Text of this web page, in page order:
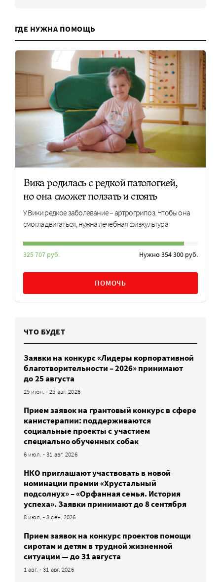
ГДЕ НУЖНА ПОМОЩЬ
Вика родилась с редкой патологией,
но она сможет ползать и стоять
У Вики редкое заболевание – артрогрипоз. Чтобы она
смогла двигаться, нужна лечебная физкультура
325 707 руб. Нужно 354 300 руб.
ПОМОЧЬ
ЧТО БУДЕТ
Заявки на конкурс «Лидеры корпоративной
благотворительности – 2026» принимают
до 25 августа
25 июн. - 25 авг. 2026
Прием заявок на грантовый конкурс в сфере
канистерапии: поддерживаются
социальные проекты с участием
специально обученных собак
6 июл. - 31 авг. 2026
НКО приглашают участвовать в новой
номинации премии «Хрустальный
подсолнух» – «Орфанная семья. История
успеха». Заявки принимают до 8 сентября
8 июл. - 8 сен. 2026
Прием заявок на конкурс проектов помощи
сиротам и детям в трудной жизненной
ситуации — до 31 августа
1 авг. - 31 авг. 2026